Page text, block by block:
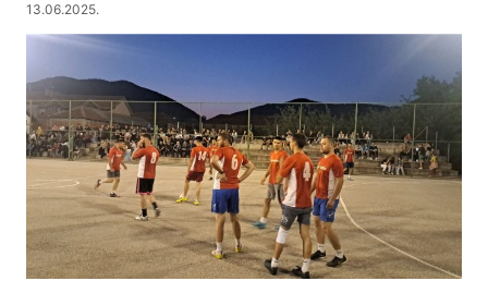
13.06.2025.